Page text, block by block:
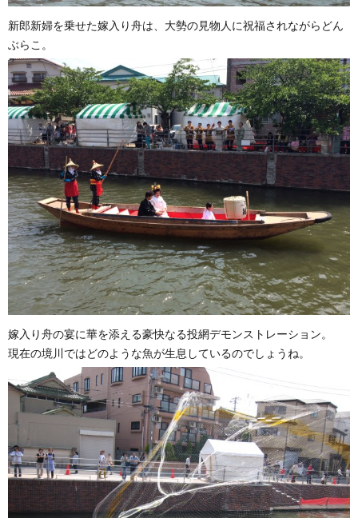
新郎新婦を乗せた嫁入り舟は、大勢の見物人に祝福されながらどん
ぶらこ。
嫁入り舟の宴に華を添える豪快なる投網デモンストレーション。
現在の境川ではどのような魚が生息しているのでしょうね。